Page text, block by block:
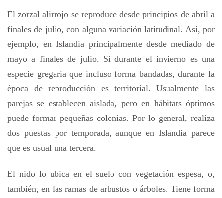
El zorzal alirrojo se reproduce desde principios de abril a
finales de julio, con alguna variación latitudinal. Así, por
ejemplo, en Islandia principalmente desde mediado de
mayo a finales de julio. Si durante el invierno es una
especie gregaria que incluso forma bandadas, durante la
época de reproducción es territorial. Usualmente las
parejas se establecen aislada, pero en hábitats óptimos
puede formar pequeñas colonias. Por lo general, realiza
dos puestas por temporada, aunque en Islandia parece
que es usual una tercera.
El nido lo ubica en el suelo con vegetación espesa, o,
también, en las ramas de arbustos o árboles. Tiene forma